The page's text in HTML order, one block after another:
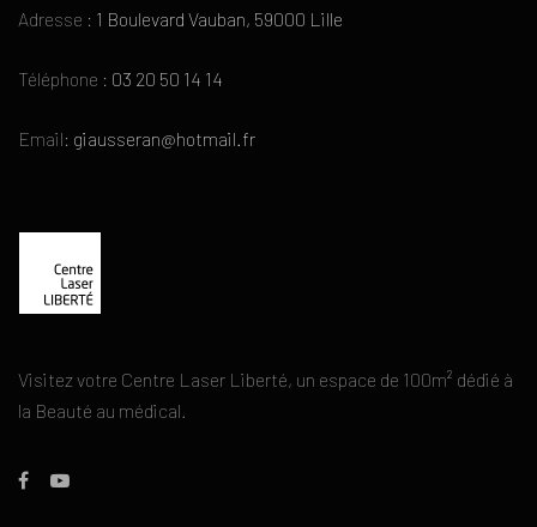
Adresse : 1 Boulevard Vauban, 59000 Lille
Téléphone : 03 20 50 14 14
Email: giausseran@hotmail.fr
Visitez votre Centre Laser Liberté, un espace de 100m² dédié à
la Beauté au médical.